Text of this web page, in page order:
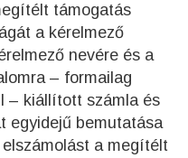
támogatás
a kérelmező
nevére és a
– formailag
– kiállított számla és
egyidejű bemutatása
a megítélt